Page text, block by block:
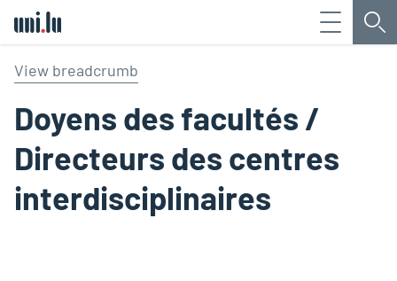
Menu
View breadcrumb
Doyens des facultés /
Directeurs des centres
interdisciplinaires